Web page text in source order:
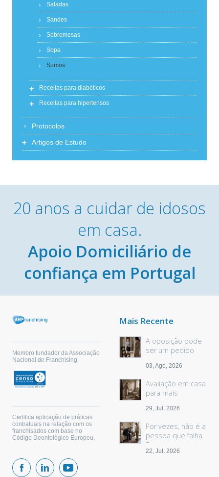
Saladas
Sandes
Sobremesas
Sopa
Sumos
+ Receitas para diabéticos
+ Receitas para hipertensos
Protocolos
+ Artigos de Estudo
20 anos a cuidar de idosos
em casa.
Apoio Domiciliário de
confiança em Portugal
Membro fundador da Associação
Nacional de Franchising
Certifica aplicação de práticas
contratuais na relação com os
franchisados com base no
Código Deontológico Europeu.
Mais Recente
A oposição pode
ser um pedido
sem palavras
03, Ago, 2026
Avaliação em casa
para mais
29, Jul, 2026
Por vezes, não é a
pessoa que falha.
É o espaço.
22, Jul, 2026